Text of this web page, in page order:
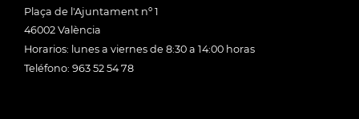
Plaça de l'Ajuntament nº 1
46002 València
Horarios: lunes a viernes de 8:30 a 14:00 horas
Teléfono: 963 52 54 78